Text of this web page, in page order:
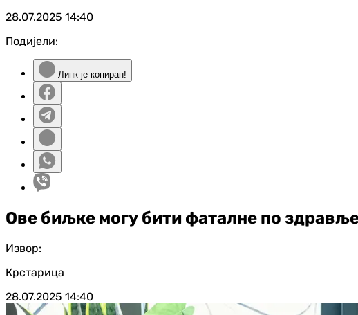
28.07.2025 14:40
Подијели:
Линк је копиран!
Ове биљке могу бити фаталне по
Извор:
Крстарица
28.07.2025 14:40